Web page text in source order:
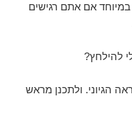
אם אתם רגישים
להילחץ?
הגיוני. ולתכנן מראש